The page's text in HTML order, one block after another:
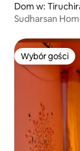
Dom w:
Sudharsan
Wybór gości
Wybór gości